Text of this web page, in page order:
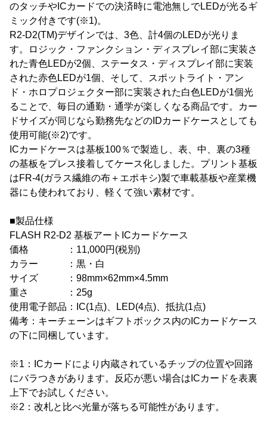
のタッチやICカードでの決済時に電池無しでLEDが光るギ
ミック付きです(※1)。
R2-D2(TM)デザインでは、3色、計4個のLEDが光りま
す。ロジック・ファンクション・ディスプレイ部に実装さ
れた青色LEDが2個、ステータス・ディスプレイ部に実装
された赤色LEDが1個、そして、スポットライト・アン
ド・ホロプロジェクター部に実装された白色LEDが1個光
ることで、毎日の通勤・通学が楽しくなる商品です。カー
ドサイズが同じなら勤務先などのIDカードケースとしても
使用可能(※2)です。
ICカードケースは基板100％で製造し、表、中、裏の3種
の基板をプレス接着してケース化しました。プリント基板
はFR-4(ガラス繊維の布＋エポキシ)製で車載基板や産業機
器にも使われており、軽くて強い素材です。
■製品仕様
FLASH R2-D2 基板アートICカードケース
価格 ：11,000円(税別)
カラー ：黒・白
サイズ ：98mm×62mm×4.5mm
重さ ：25g
使用電子部品：IC(1点)、LED(4点)、抵抗(1点)
備考：キーチェーンはギフトボックス内のICカードケース
の下に同梱しています。
※1：ICカードにより内蔵されているチップの位置や回路
にバラつきがあります。反応が悪い場合はICカードを表裏
上下でお試しください。
※2：改札と比べ光量が落ちる可能性があります。